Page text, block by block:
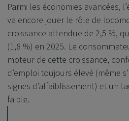
Parmi les économies avancées,
va encore jouer le rôle de
croissance attendue de 2,5 %,
(1,8 %) en 2025. Le
moteur de cette croissance,
d’emploi toujours élevé (même
signes d’affaiblissement) et un
faible.